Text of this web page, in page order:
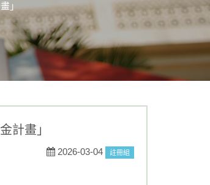
」
計畫」
2026-03-04 註冊組